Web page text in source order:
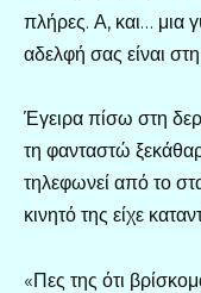
πλήρες. Α, και… μια
αδελφή σας είναι
Έγειρα πίσω στη
τη φανταστώ
τηλεφωνεί από το
κινητό της είχε
«Πες της ότι